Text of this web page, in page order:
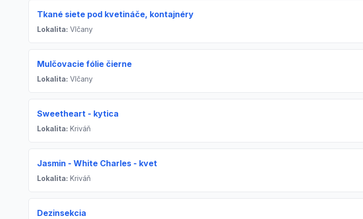
Tkané siete pod kvetináče, kontajnéry
Lokalita: Vlčany
Mulčovacie fólie čierne
Lokalita: Vlčany
Sweetheart - kytica
Lokalita: Kriváň
Jasmin - White Charles - kvet
Lokalita: Kriváň
Dezinsekcia